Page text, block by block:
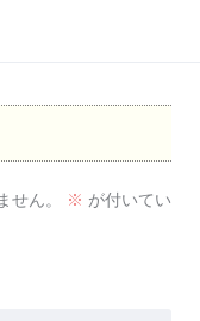
せん。 ※ が付いてい